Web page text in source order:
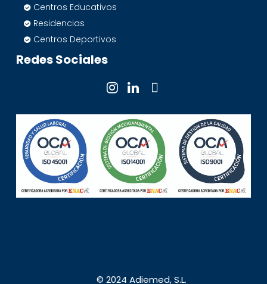
Centros Educativos
Residencias
Centros Deportivos
Redes Sociales
© 2024 Adiemed, S.L.